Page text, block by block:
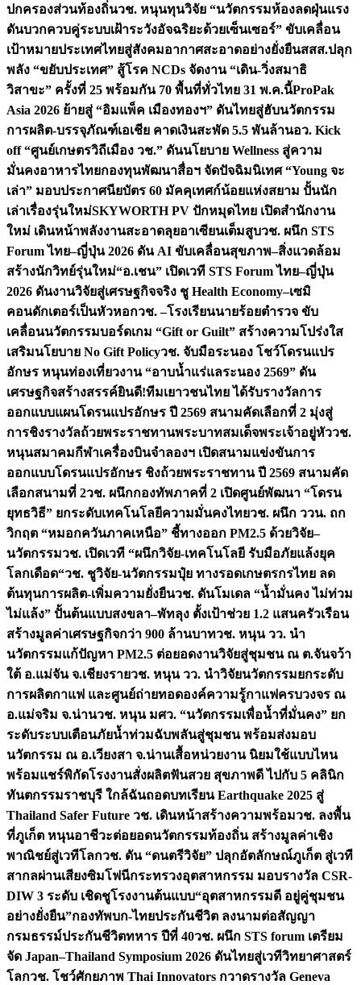
ปกครองส่วนท้องถิ่นวช. หนุนทุนวิจัย “นวัตกรรมห้องลดฝุ่นแรง
ดันบวกควบคู่ระบบเฝ้าระวังอัจฉริยะด้วยเซ็นเซอร์” ขับเคลื่อน
เป้าหมายประเทศไทยสู่สังคมอากาศสะอาดอย่างยั่งยืนสสส.ปลุก
พลัง “ขยับประเทศ” สู้โรค NCDs จัดงาน “เดิน-วิ่งสมาธิ
วิสาขะ” ครั้งที่ 25 พร้อมกัน 70 พื้นที่ทั่วไทย 31 พ.ค.นี้ProPak
Asia 2026 ย้ายสู่ “อิมแพ็ค เมืองทองฯ” ดันไทยสู่ฮับนวัตกรรม
การผลิต-บรรจุภัณฑ์เอเชีย คาดเงินสะพัด 5.5 พันล้านอว. Kick
off “ศูนย์เกษตรวิถีเมือง วช.” ดันนโยบาย Wellness สู่ความ
มั่นคงอาหารไทยกองทุนพัฒนาสื่อฯ จัดปัจฉิมนิเทศ “Young จะ
เล่า” มอบประกาศนียบัตร 60 มัคคุเทศก์น้อยแห่งสยาม ปั้นนัก
เล่าเรื่องรุ่นใหม่SKYWORTH PV ปักหมุดไทย เปิดสำนักงาน
ใหม่ เดินหน้าพลังงานสะอาดลุยอาเซียนเต็มสูบวช. ผนึก STS
Forum ไทย–ญี่ปุ่น 2026 ดัน AI ขับเคลื่อนสุขภาพ–สิ่งแวดล้อม
สร้างนักวิทย์รุ่นใหม่“อ.เชน” เปิดเวที STS Forum ไทย–ญี่ปุ่น
2026 ดันงานวิจัยสู่เศรษฐกิจจริง ชู Health Economy–เซมิ
คอนดักเตอร์เป็นหัวหอกวช. –โรงเรียนนายร้อยตำรวจ ขับ
เคลื่อนนวัตกรรมบอร์ดเกม “Gift or Guilt” สร้างความโปร่งใส
เสริมนโยบาย No Gift Policyวช. จับมือระนอง โชว์โดรนแปร
อักษร หนุนท่องเที่ยวงาน “อาบน้ำแร่แลระนอง 2569” ดัน
เศรษฐกิจสร้างสรรค์ยินดี!ทีมเยาวชนไทย ได้รับรางวัลการ
ออกแบบแผนโดรนแปรอักษร ปี 2569 สนามคัดเลือกที่ 2 มุ่งสู่
การชิงรางวัลถ้วยพระราชทานพระบาทสมเด็จพระเจ้าอยู่หัววช.
หนุนสมาคมกีฬาเครื่องบินจำลองฯ เปิดสนามแข่งขันการ
ออกแบบโดรนแปรอักษร ชิงถ้วยพระราชทาน ปี 2569 สนามคัด
เลือกสนามที่ 2วช. ผนึกกองทัพภาคที่ 2 เปิดศูนย์พัฒนา “โดรน
ยุทธวิธี” ยกระดับเทคโนโลยีความมั่นคงไทยวช. ผนึก ววน. ถก
วิกฤต “หมอกควันภาคเหนือ” ชี้ทางออก PM2.5 ด้วยวิจัย–
นวัตกรรมวช. เปิดเวที “ผนึกวิจัย-เทคโนโลยี รับมือภัยแล้งยุค
โลกเดือด“วช. ชูวิจัย-นวัตกรรมปุ๋ย ทางรอดเกษตรกรไทย ลด
ต้นทุนการผลิต-เพิ่มความยั่งยืนวช. ดันโมเดล “น้ำมั่นคง ไม่ท่วม
ไม่แล้ง” ปั้นต้นแบบสงขลา–พัทลุง ตั้งเป้าช่วย 1.2 แสนครัวเรือน
สร้างมูลค่าเศรษฐกิจกว่า 900 ล้านบาทวช. หนุน วว. นำ
นวัตกรรมแก้ปัญหา PM2.5 ต่อยอดงานวิจัยสู่ชุมชน ณ ต.จันจว้า
ใต้ อ.แม่จัน จ.เชียงรายวช. หนุน วว. นำวิจัยนวัตกรรมยกระดับ
การผลิตกาแฟ และศูนย์ถ่ายทอดองค์ความรู้กาแฟครบวงจร ณ
อ.แม่จริม จ.น่านวช. หนุน มศว. “นวัตกรรมเพื่อน้ำที่มั่นคง” ยก
ระดับระบบเตือนภัยน้ำท่วมฉับพลันสู่ชุมชน พร้อมส่งมอบ
นวัตกรรม ณ อ.เวียงสา จ.น่านเสื้อหน่วยงาน นิยมใช้แบบไหน
พร้อมแชร์พิกัดโรงงานสั่งผลิตฟันสวย สุขภาพดี ไปกับ 5 คลินิก
ทันตกรรมราชบุรี ใกล้ฉันถอดบทเรียน Earthquake 2025 สู่
Thailand Safer Future วช. เดินหน้าสร้างความพร้อมวช. ลงพื้น
ที่ภูเก็ต หนุนอาชีวะต่อยอดนวัตกรรมท้องถิ่น สร้างมูลค่าเชิง
พาณิชย์สู่เวทีโลกวช. ดัน “ดนตรีวิจัย” ปลุกอัตลักษณ์ภูเก็ต สู่เวที
สากลผ่านเสียงซิมโฟนีกระทรวงอุตสาหกรรม มอบรางวัล CSR-
DIW 3 ระดับ เชิดชูโรงงานต้นแบบ“อุตสาหกรรมดี อยู่คู่ชุมชน
อย่างยั่งยืน”กองทัพบก-ไทยประกันชีวิต ลงนามต่อสัญญา
กรมธรรม์ประกันชีวิตทหาร ปีที่ 40วช. ผนึก STS forum เตรียม
จัด Japan–Thailand Symposium 2026 ดันไทยสู่เวทีวิทยาศาสตร์
โลกวช. โชว์ศักยภาพ Thai Innovators กวาดรางวัล Geneva